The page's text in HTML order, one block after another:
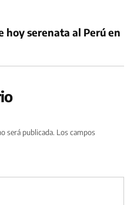
hoy serenata al Perú en
será publicada. Los campos